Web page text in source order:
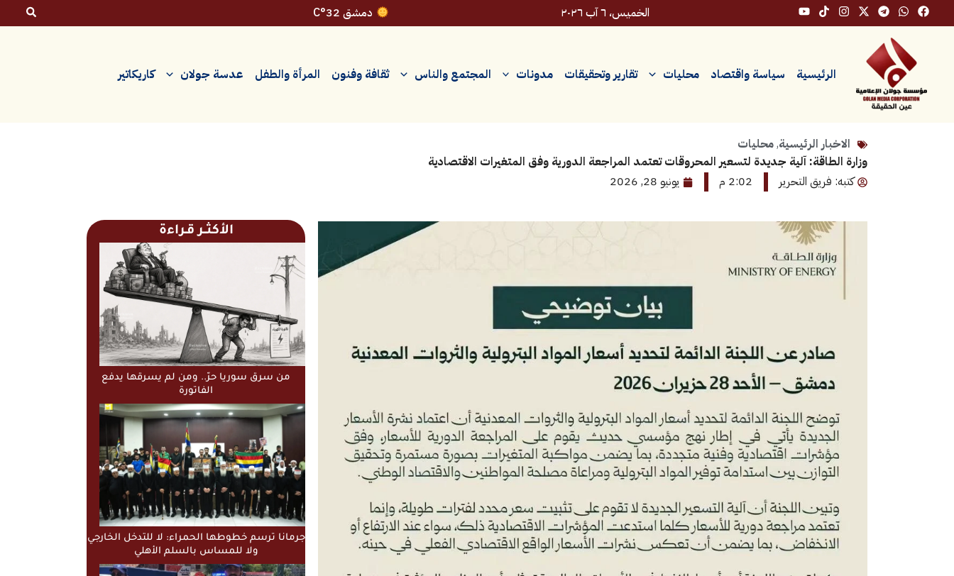
تخطي
إلى
الخميس، ٦ آب ٢٠٢٦ دمشق 32°C
الرئيسية سياسة واقتصاد محليات تقارير وتحقيقات مدونات المجتمع والناس ثقافة وفنون المرأة والطفل عدسة جولان كاريكاتير
الاخبار الرئيسية,محليات
وزارة الطاقة: آلية جديدة لتسعير المحروقات تعتمد المراجعة الدورية وفق المتغيرات الاقتصادية
كتبه: فريق التحرير
2:02 م يونيو 28, 2026
الأكثــر قـراءة
من سرق سوريا حرّ.. ومن لم يسرقها يدفع
الفاتورة
جرمانا ترسم خطوطها الحمراء: لا للتدخل الخارجي
ولا للمساس بالسلم الأهلي